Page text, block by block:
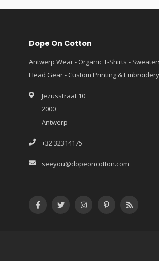
Dope On Cotton
Antwerp Wear - Organic T-Shirts -
Head Gear - Custom Printing & Embroidery
Jezusstraat 10
2000
Antwerp
+32 32314175
seeyou@dopeoncotton.com